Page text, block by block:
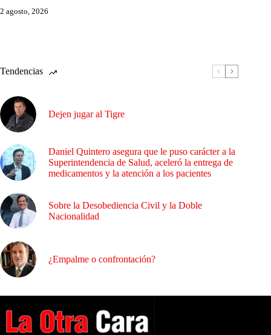
2 agosto, 2026
Tendencias
Dejen jugar al Tigre
Daniel Quintero asegura que le puso carácter a la
Superintendencia de Salud, aceleró la entrega de
medicamentos y la atención a los pacientes
Sobre la Desobediencia Civil y la Doble
Nacionalidad
¿Empalme o confrontación?